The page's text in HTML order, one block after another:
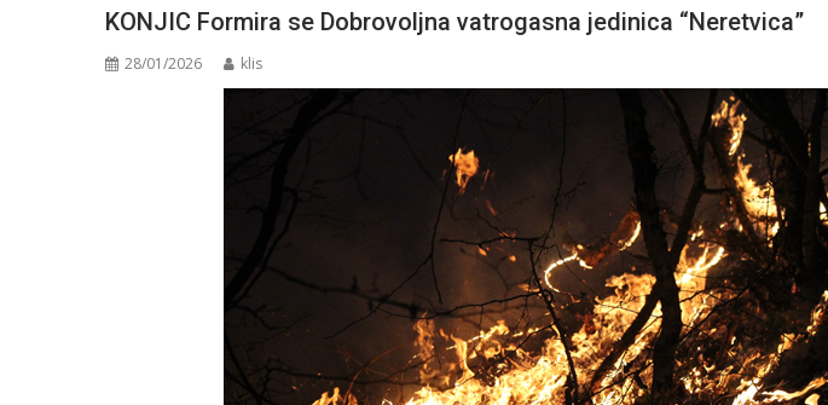
KONJIC Formira se Dobrovoljna vatrogasna jedinica “Neretvica”
28/01/2026 klis